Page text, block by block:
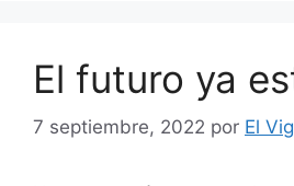
El futuro ya
7 septiembre, 2022 por El